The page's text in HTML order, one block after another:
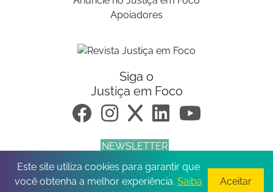
Apoiadores
Siga o
Justiça em Foco
NEWSLETTER
© 2026 Todos os direitos reservados.
Este site utiliza cookies para garantir que
você obtenha a melhor experiência. Saiba
Aceitar